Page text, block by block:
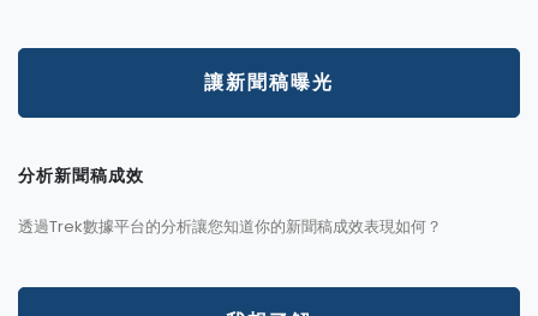
讓新聞稿曝光
分析新聞稿成效
透過Trek數據平台的分析讓您知道你的新聞稿成效表現如何？